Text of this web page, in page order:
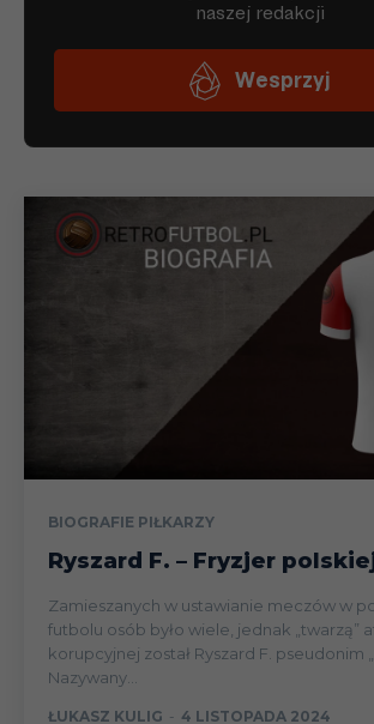
BIOGRAFIE PIŁKARZY
Ryszard F. – Fryzjer
Zamieszanych w ustawianie meczów w
futbolu osób było wiele, jednak „twarzą”
korupcyjnej został Ryszard F. pseudonim
Nazywany...
ŁUKASZ KULIG - 4 LISTOPADA 2024